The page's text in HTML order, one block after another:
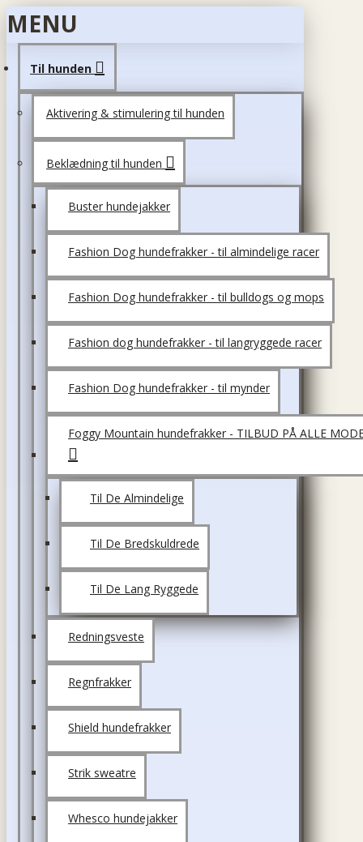
MENU
Til hunden
Aktivering & stimulering til hunden
Beklædning til hunden
Buster hundejakker
Fashion Dog hundefrakker - til almindelige racer
Fashion Dog hundefrakker - til bulldogs og mops
Fashion dog hundefrakker - til langryggede racer
Fashion Dog hundefrakker - til mynder
Foggy Mountain hundefrakker - TILBUD PÅ ALLE
Til De Almindelige
Til De Bredskuldrede
Til De Lang Ryggede
Redningsveste
Regnfrakker
Shield hundefrakker
Strik sweatre
Whesco hundejakker